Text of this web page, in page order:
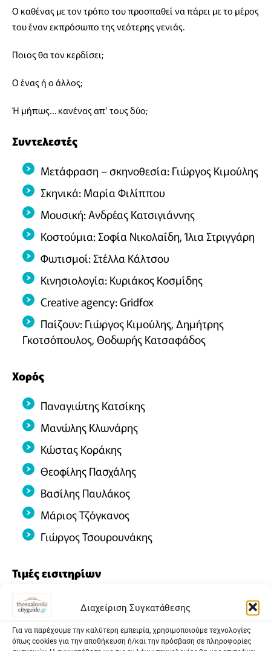
Διαχείριση Συγκατάθεσης
Για να παρέχουμε την καλύτερη εμπειρία, χρησιμοποιούμε τεχνολογίες
όπως cookies για την αποθήκευση ή/και την πρόσβαση σε πληροφορίες
O καθένας µε τον τρόπο του προσπαθεί να πάρει µε το μέρος
του έναν εκπρόσωπο της νεότερης γενιάς.
Ποιος θα τον κερδίσει;
Ο ένας ή ο άλλος;
Ή μήπως… κανένας απ’ τους δύο;
Συντελεστές
Μετάφραση – σκηνοθεσία: Γιώργος Κιμούλης
Σκηνικά: Μαρία Φιλίππου
Μουσική: Ανδρέας Κατσιγιάννης
Κοστούμια: Σοφία Νικολαΐδη, Ίλια Στριγγάρη
Φωτισμοί: Στέλλα Κάλτσου
Κινησιολογία: Κυριάκος Κοσμίδης
Creative agency: Gridfox
Παίζουν: Γιώργος Κιμούλης, Δημήτρης
Γκοτσόπουλος, Θοδωρής Κατσαφάδος
Χορός
Παναγιώτης Κατσίκης
Μανώλης Κλωνάρης
Κώστας Κοράκης
Θεοφίλης Πασχάλης
Βασίλης Παυλάκος
Μάριος Τζόγκανος
Γιώργος Τσουρουνάκης
Τιμές εισιτηρίων
Κανονικό: 22 €
Φοιτητικό, ανέργων: 18 €